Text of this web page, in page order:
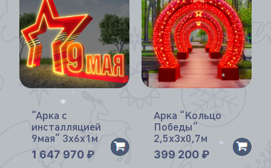
“Арка с
инсталляцией
9мая” 3х6х1м
1 647 970 ₽
Арка “Кольцо
Победы”
2,5х3х0,7м
399 200 ₽
*
*